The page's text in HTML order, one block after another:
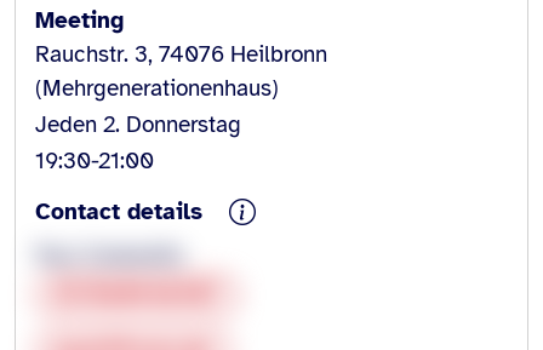
Meeting
Rauchstr. 3, 74076 Heilbronn
(Mehrgenerationenhaus)
Jeden 2. Donnerstag
19:30-21:00
Contact details